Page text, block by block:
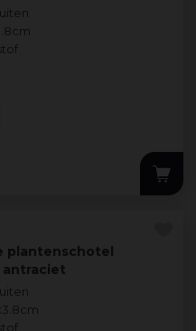
plantenschotel
antraciet